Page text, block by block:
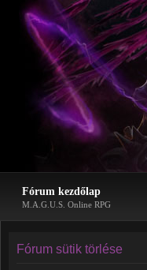
Fórum kezdőlap
M.A.G.U.S. Online RPG
Fórum sütik törlése